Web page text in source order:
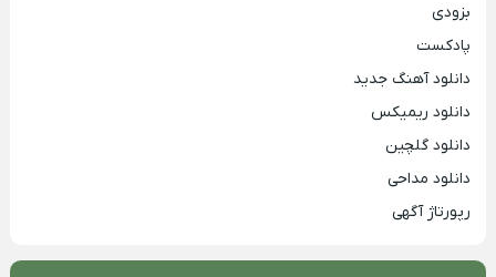
بزودی
پادکست
دانلود آهنگ جدید
دانلود ریمیکس
دانلود گلچین
دانلود مداحی
رپورتاژ آگهی